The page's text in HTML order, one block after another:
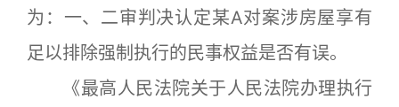
为：一、二审判决认定某A对案涉房屋享有
足以排除强制执行的民事权益是否有误。
《最高人民法院关于人民法院办理执行